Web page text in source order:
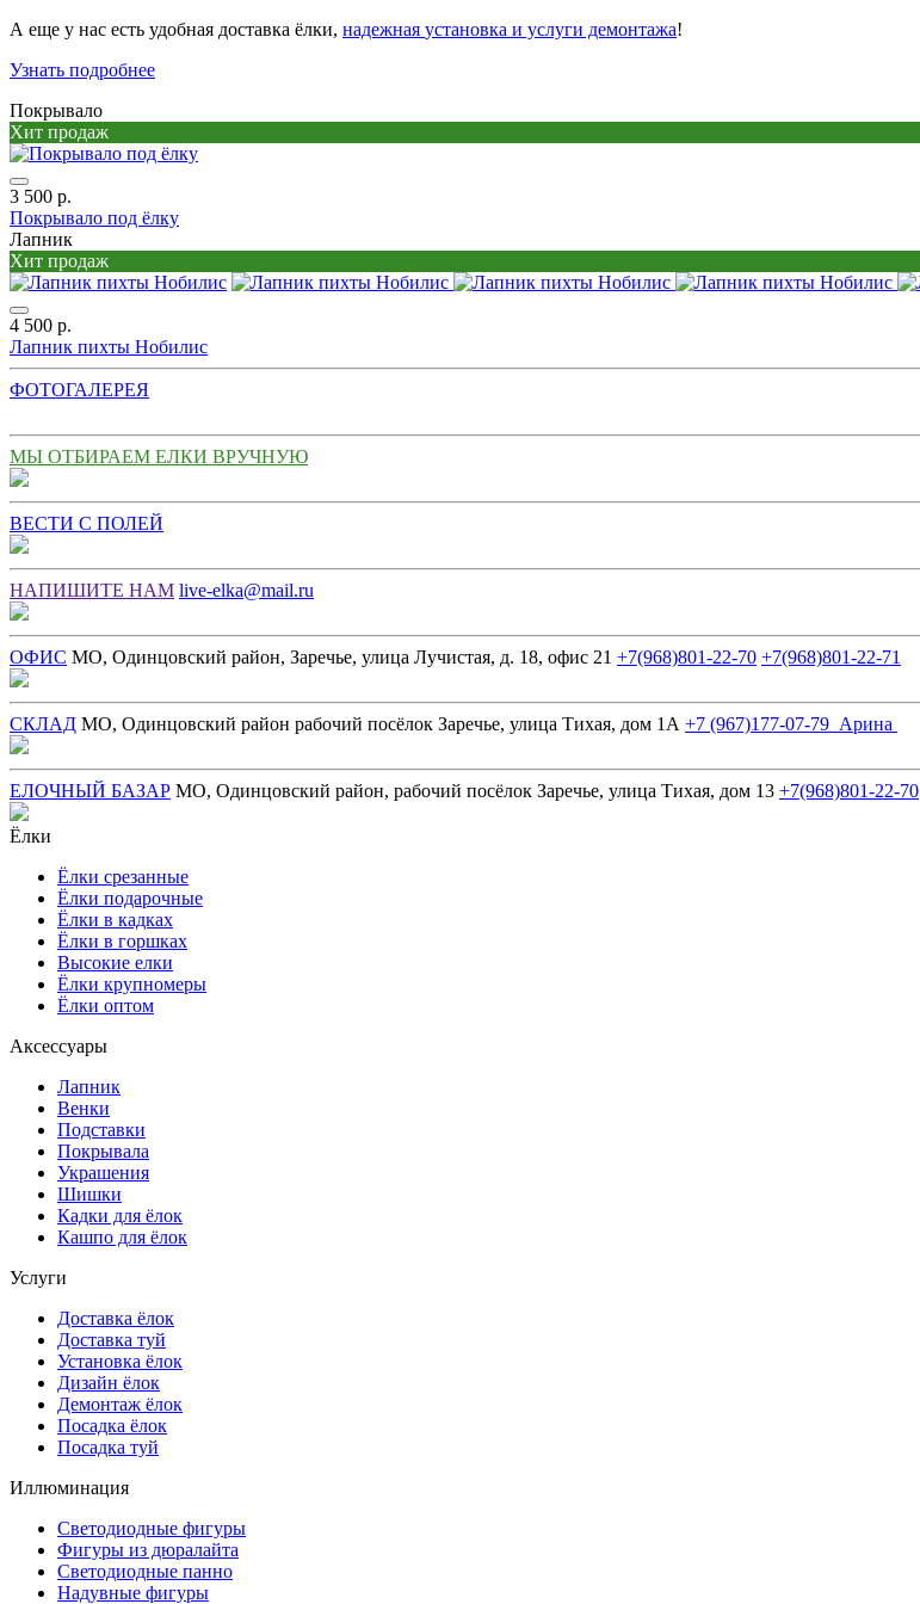
А еще у нас есть удобная доставка ёлки, надежная установка и услуги демонтажа!
Узнать подробнее
Покрывало
Хит продаж
3 500 р.
Покрывало под ёлку
Лапник
Хит продаж
4 500 р.
Лапник пихты Нобилис
ФОТОГАЛЕРЕЯ
МЫ ОТБИРАЕМ ЕЛКИ ВРУЧНУЮ
ВЕСТИ С ПОЛЕЙ
НАПИШИТЕ НАМ live-elka@mail.ru
ОФИС МО, Одинцовский район, Заречье, улица Лучистая, д. 18, офис 21 +7(968)801-22-70 +7(968)801-22-71
СКЛАД МО, Одинцовский район рабочий посёлок Заречье, улица Тихая, дом 1А +7 (967)177-07-79 Арина
ЕЛОЧНЫЙ БАЗАР МО, Одинцовский район, рабочий посёлок Заречье, улица Тихая, дом 13 +7(968)801-22-70
Ёлки
Ёлки срезанные
Ёлки подарочные
Ёлки в кадках
Ёлки в горшках
Высокие елки
Ёлки крупномеры
Ёлки оптом
Аксессуары
Лапник
Венки
Подставки
Покрывала
Украшения
Шишки
Кадки для ёлок
Кашпо для ёлок
Услуги
Доставка ёлок
Доставка туй
Установка ёлок
Дизайн ёлок
Демонтаж ёлок
Посадка ёлок
Посадка туй
Иллюминация
Светодиодные фигуры
Фигуры из дюралайта
Светодиодные панно
Надувные фигуры